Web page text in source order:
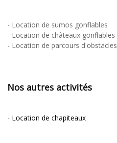
- Location de sumos gonflables
- Location de châteaux gonflables
- Location de parcours d'obstacles
Nos autres activités
- Location de chapiteaux